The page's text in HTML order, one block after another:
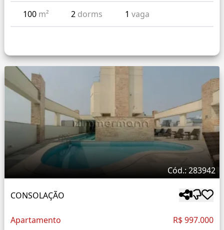
100 m² 2 dorms 1vaga
Cód.: 283942
CONSOLAÇÃO
Apartamento R$ 997.000